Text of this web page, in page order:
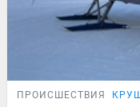
ПРОИСШЕСТВИЯ